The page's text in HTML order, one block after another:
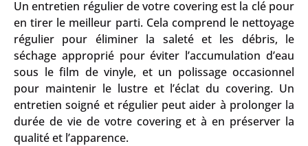
Un entretien régulier de votre covering est la clé pour
en tirer le meilleur parti. Cela comprend le nettoyage
régulier pour éliminer la saleté et les débris, le
séchage approprié pour éviter l’accumulation d’eau
sous le film de vinyle, et un polissage occasionnel
pour maintenir le lustre et l’éclat du covering. Un
entretien soigné et régulier peut aider à prolonger la
durée de vie de votre covering et à en préserver la
qualité et l’apparence.